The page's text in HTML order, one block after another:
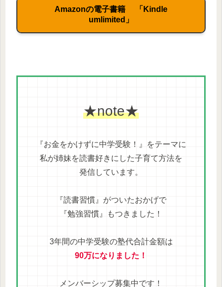
Amazonの電子書籍 「Kindle
umlimited」
★note★
『お金をかけずに中学受験！』をテーマに
私が姉妹を読書好きにした子育て方法を
発信しています。
『読書習慣』がついたおかげで
『勉強習慣』もつきました！
3年間の中学受験の塾代合計金額は
90万になりました！
メンバーシップ募集中です！